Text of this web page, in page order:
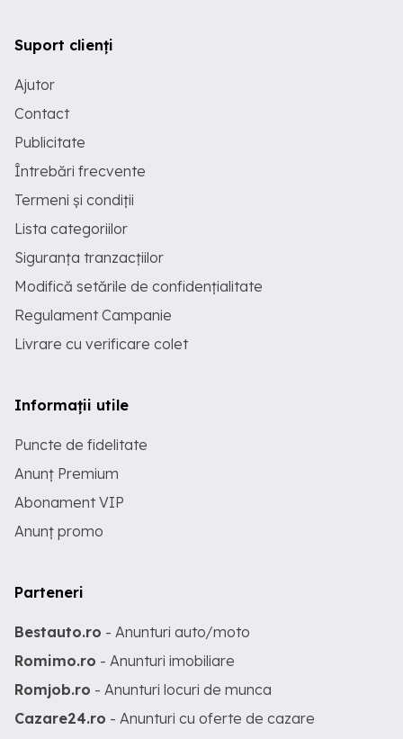
Suport clienți
Ajutor
Contact
Publicitate
Întrebări frecvente
Termeni și condiții
Lista categoriilor
Siguranța tranzacțiilor
Modifică setările de confidențialitate
Regulament Campanie
Livrare cu verificare colet
Informații utile
Puncte de fidelitate
Anunț Premium
Abonament VIP
Anunț promo
Parteneri
Bestauto.ro - Anunturi auto/moto
Romimo.ro - Anunturi imobiliare
Romjob.ro - Anunturi locuri de munca
Cazare24.ro - Anunturi cu oferte de cazare